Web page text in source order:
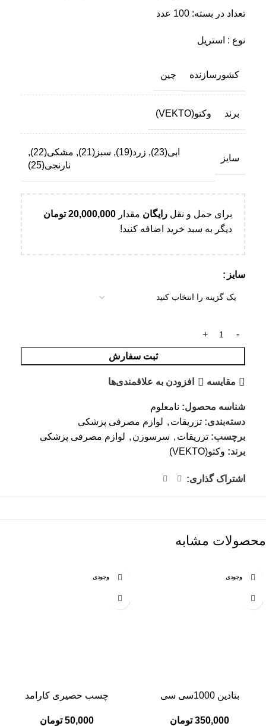
تعداد در بسته: 100 عدد
نوع : استریل
کشورسازنده چین
برند وکتو(VEKTO)
سایز
ابی(23) , زرد(19) , سبز(21) , مشکی(22)
,
نارنجی(25)
برای حمل و نقل رایگان مقدار 20,000,000 تومان
دیگر به سبد خرید اضافه کنید!
سایز
ثبت سفارش
مقایسه افزودن به علاقمندی‌ها
شناسه محصول: نامعلوم
دسته‌بندی: تزریقات , لوازم مصرفی پزشکی
برچسب: تزریقات , سرسوزن , لوازم مصرفی پزشکی
برند: وکتو(VEKTO)
اشتراک گذاری:
محصولات مشابه
عدم موجودی
بتادین 1000سی سی
350,000 تومان
عدم موجودی
چسب حصیری کارامد
50,000 تومان